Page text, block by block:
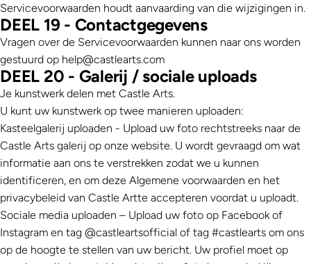
Servicevoorwaarden houdt aanvaarding van die wijzigingen in.
DEEL 19 - Contactgegevens
Vragen over de Servicevoorwaarden kunnen naar ons worden
gestuurd op help@castlearts.com
DEEL 20 - Galerij / sociale uploads
Je kunstwerk delen met Castle Arts.
U kunt uw kunstwerk op twee manieren uploaden:
Kasteelgalerij uploaden - Upload uw foto rechtstreeks naar de
Castle Arts galerij op onze website. U wordt gevraagd om wat
informatie aan ons te verstrekken zodat we u kunnen
identificeren, en om deze Algemene voorwaarden en het
privacybeleid van Castle Artte accepteren voordat u uploadt.
Sociale media uploaden – Upload uw foto op Facebook of
Instagram en tag @castleartsofficial of tag #castlearts om ons
op de hoogte te stellen van uw bericht. Uw profiel moet op